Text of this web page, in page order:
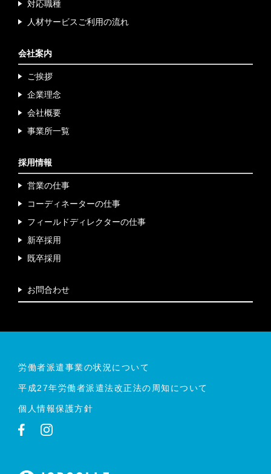
つ適切な措置を講じます。
お問合せへの回答後、取得した個人情報は当社内におい
（10）個人情報保護方針
当社ホームページの個人情報保護方針をご覧下さい。
問合せ先
連絡先 お問い合わせ窓口担当：関東営業所 担当
住所：
〒151-0053
東京都渋谷区代々木2-4-9 野村不動産新宿南口ビル
2-C
対応職種
人材サービスご利用の流れ
会社案内
ご挨拶
企業理念
会社概要
事業所一覧
採用情報
営業の仕事
コーディネーターの仕事
フィールドディレクターの仕事
新卒採用
既卒採用
お問合わせ
労働者派遣事業の状況について
平成27年労働者派遣法改正法の周知について
個人情報保護方針